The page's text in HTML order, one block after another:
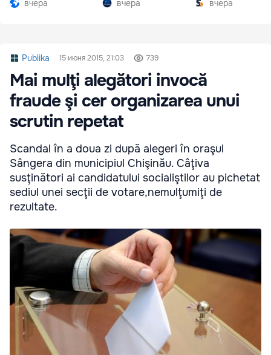
вчера
вчера
вчера
Publika 15 июня 2015, 21:03 739
Mai mulţi alegători invocă
fraude şi cer organizarea unui
scrutin repetat
Scandal în a doua zi după alegeri în oraşul
Sângera din municipiul Chişinău. Câţiva
susţinători ai candidatului socialiştilor au pichetat
sediul unei secţii de votare,nemulţumiţi de
rezultate.